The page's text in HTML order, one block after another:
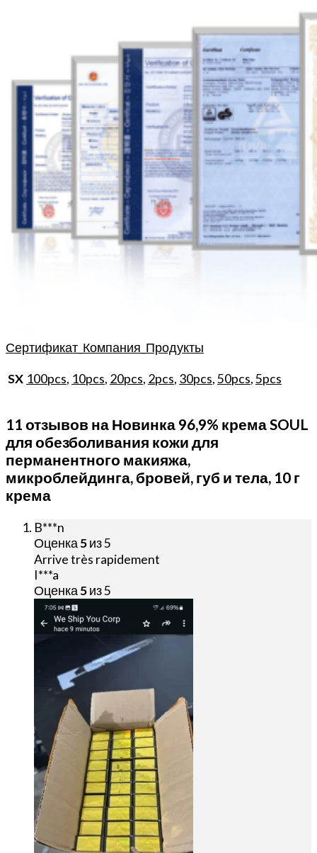
Сертификат_Компания_Продукты
SX 100pcs, 10pcs, 20pcs, 2pcs, 30pcs,50pcs,5pcs
11 отзывов на Новинка 96,9% крема SOUL
для обезболивания кожи для
перманентного макияжа,
микроблейдинга, бровей, губ и тела, 10 г
крема
B***n
Оценка5из 5
Arrive très rapidement
I***a
Оценка5из 5